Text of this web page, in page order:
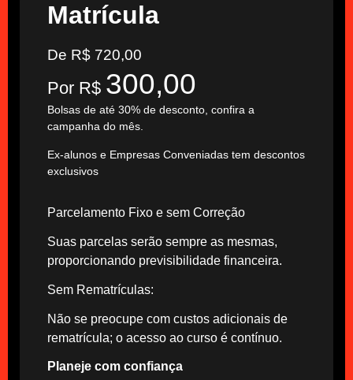
Matrícula
De R$ 720,00
Por R$ 300,00
Bolsas de até 30% de desconto, confira a
campanha do mês.
Ex-alunos e Empresas Conveniadas tem descontos
exclusivos
Parcelamento Fixo e sem Correção
Suas parcelas serão sempre as mesmas,
proporcionando previsibilidade financeira.
Sem Rematrículas:
Não se preocupe com custos adicionais de
rematrícula; o acesso ao curso é contínuo.
Planeje com confiança